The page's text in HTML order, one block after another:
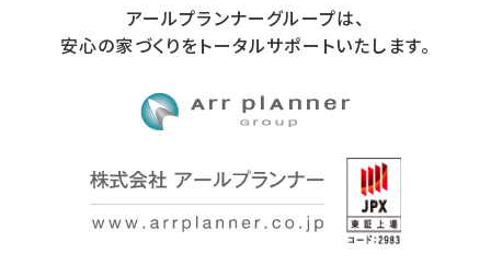
アールプランナーグループは、
安心の家づくりをトータルサポートいたします。